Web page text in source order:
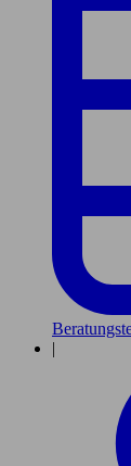
|